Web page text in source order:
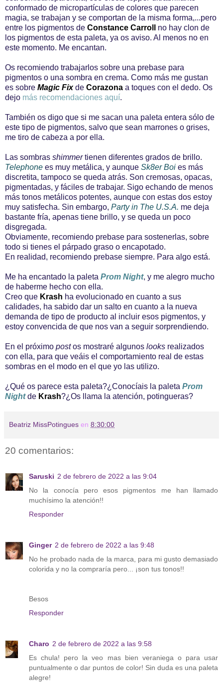
conformado de micropartículas de colores que parecen
magia, se trabajan y se comportan de la misma forma,...pero
entre los pigmentos de Constance Carroll
no hay clon de
los pigmentos de esta paleta, ya os aviso. Al menos no en
este momento. Me encantan.
Os recomiendo trabajarlos sobre una prebase para
pigmentos o una sombra en crema. Como más me gustan
es sobre Magic Fixde Corazona a toques con el dedo. Os
dejo más recomendaciones aquí.
También os digo que si me sacan una paleta entera sólo de
este tipo de pigmentos, salvo que sean marrones o grises,
me tiro de cabeza a por ella.
Las sombras shimmertienen diferentes grados de brillo.
Telephone es muy metálica, y aunque Sk8er Boi es más
discretita, tampoco se queda atrás. Son cremosas, opacas,
pigmentadas, y fáciles de trabajar. Sigo echando de menos
más tonos metálicos potentes, aunque con estas dos estoy
muy satisfecha. Sin embargo, Party in The U.S.A. me deja
bastante fría, apenas tiene brillo, y se queda un poco
disgregada.
Obviamente, recomiendo prebase para sostenerlas, sobre
todo si tienes el párpado graso o encapotado.
En realidad, recomiendo prebase siempre. Para algo está.
Me ha encantado la paleta Prom Night, y me alegro mucho
de haberme hecho con ella.
Creo que Krash ha evolucionado en cuanto a sus
calidades, ha sabido dar un salto en cuanto a la nueva
demanda de tipo de producto al incluir esos pigmentos, y
estoy convencida de que nos van a seguir sorprendiendo.
En el próximo postos mostraré algunos looks realizados
con ella, para que veáis el comportamiento real de estas
sombras en el modo en el que yo las utilizo.
¿Qué os parece esta paleta?¿Conocíais la paleta Prom
Nightde Krash?¿Os llama la atención, potingueras?
Beatriz MissPotingues en 8:30:00
20 comentarios:
Saruski 2 de febrero de 2022 a las 9:04
No la conocía pero esos pigmentos me han llamado
muchísimo la atención!!
Responder
Ginger 2 de febrero de 2022 a las 9:48
No he probado nada de la marca, para mi gusto demasiado
colorida y no la compraría pero... ¡son tus tonos!!
Besos
Responder
Charo 2 de febrero de 2022 a las 9:58
Es chula! pero la veo mas bien veraniega o para usar
puntualmente o dar puntos de color! Sin duda es una paleta
alegre!